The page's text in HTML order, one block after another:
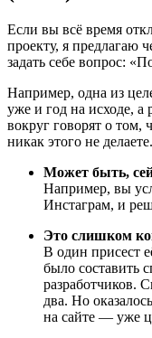
Если вы всё время
проекту, я предлагаю
задать себе вопрос:
Например, одна из
уже и год на исходе, а
вокруг говорят о том,
никак этого не
Может быть,
Например, вы
Инстаграм, и
Это слишком
В один присест
было составить
разработчиков.
два. Но
на сайте — уже